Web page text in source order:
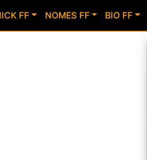
FF NOMES FF BIO FF